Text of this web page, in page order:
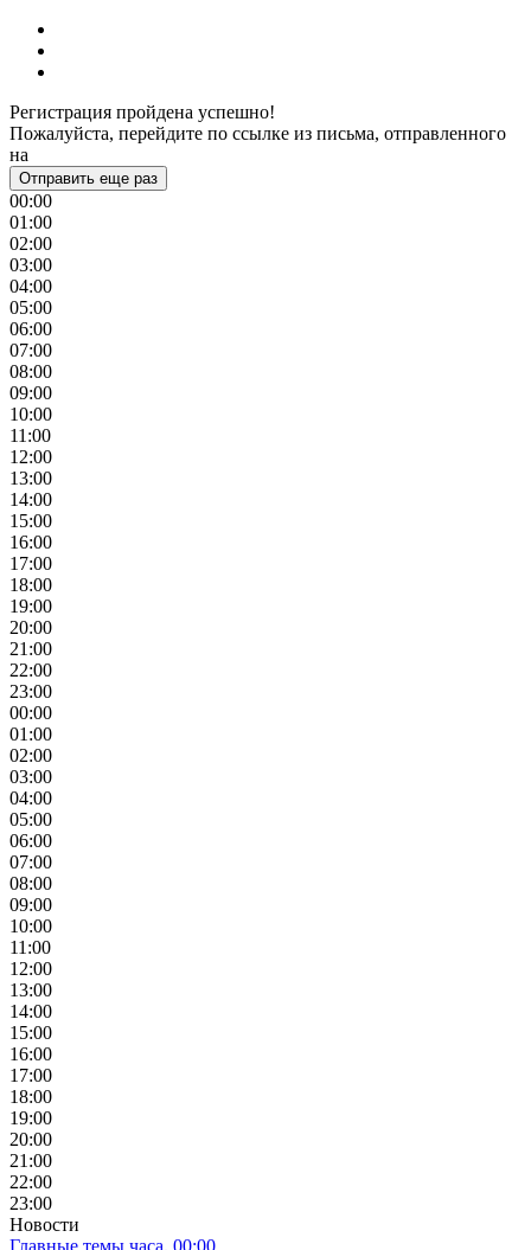
Регистрация пройдена успешно!
Пожалуйста, перейдите по ссылке из письма, отправленного
на
Отправить еще раз
00:00
01:00
02:00
03:00
04:00
05:00
06:00
07:00
08:00
09:00
10:00
11:00
12:00
13:00
14:00
15:00
16:00
17:00
18:00
19:00
20:00
21:00
22:00
23:00
00:00
01:00
02:00
03:00
04:00
05:00
06:00
07:00
08:00
09:00
10:00
11:00
12:00
13:00
14:00
15:00
16:00
17:00
18:00
19:00
20:00
21:00
22:00
23:00
Новости
Главные темы часа. 00:00